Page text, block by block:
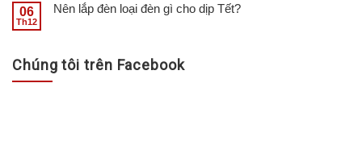
06
Th12
Nên lắp đèn loại đèn gì cho dịp Tết?
Chúng tôi trên Facebook